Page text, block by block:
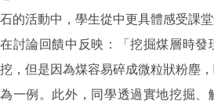
石的活動中，學生從中更具體感受課
在討論回饋中反映：「挖掘煤層時發
挖，但是因為煤容易碎成微粒狀粉塵
為一例。此外，同學透過實地挖掘、